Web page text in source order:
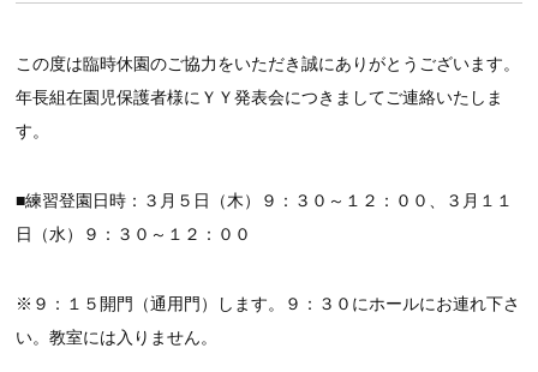
この度は臨時休園のご協力をいただき誠にありがとうございます。
年長組在園児保護者様にＹＹ発表会につきましてご連絡いたしま
す。
■練習登園日時：３月５日（木）９：３０～１２：００、３月１１
日（水）９：３０～１２：００
※９：１５開門（通用門）します。９：３０にホールにお連れ下さ
い。教室には入りません。